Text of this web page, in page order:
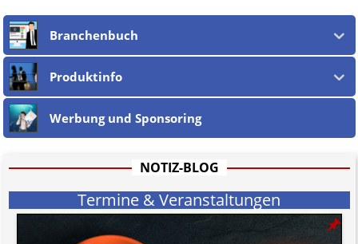
Branchenbuch
Produktinfo
Werbung und Sponsoring
NOTIZ-BLOG
Termine & Veranstaltungen